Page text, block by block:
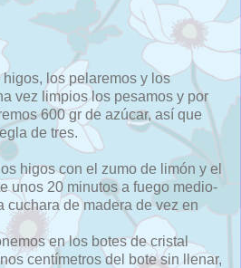
los pelaremos y los
vez limpios los pesamos y por
600 gr de azúcar, así que
de tres.
higos con el zumo de limón y el
unos 20 minutos a fuego medio-
cuchara de madera de vez en
en los botes de cristal
centímetros del bote sin llenar,